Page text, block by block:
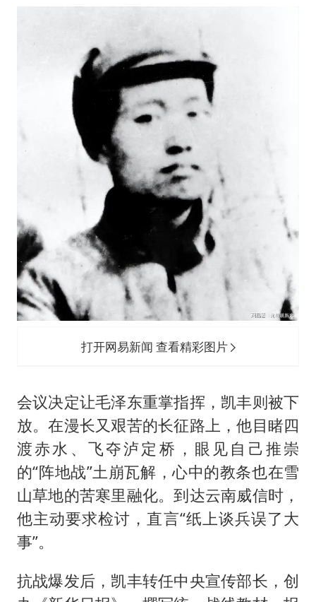
打开网易新闻 查看精彩图片
会议决定让毛泽东重掌指挥，凯丰则被下
放。在漫长又艰苦的长征路上，他目睹四
渡赤水、飞夺泸定桥，眼见自己推崇
的“阵地战”土崩瓦解，心中的教条也在雪
山草地的苦寒里融化。到达云南威信时，
他主动要求检讨，直言“纸上谈兵误了大
事”。
抗战爆发后，凯丰转任中央宣传部长，创